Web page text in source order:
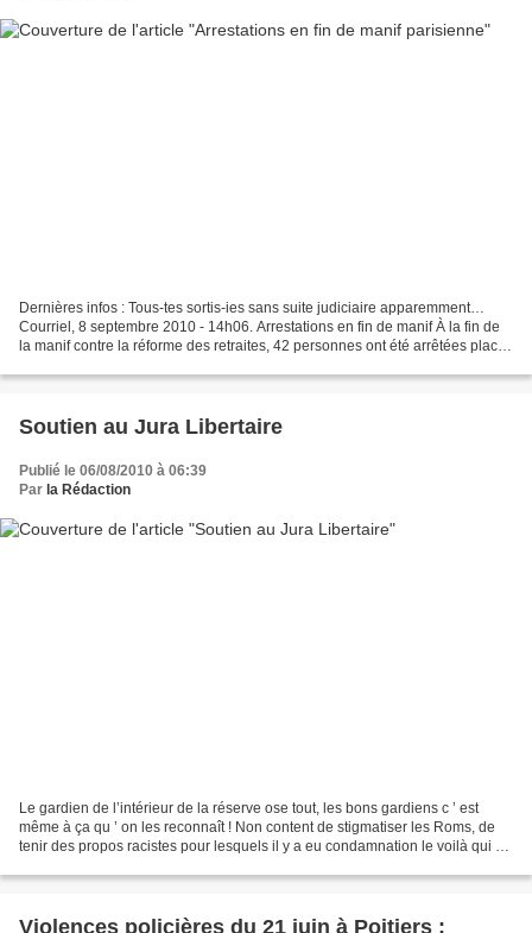
Dernières infos : Tous-tes sortis-ies sans suite judiciaire apparemment…
Courriel, 8 septembre 2010 - 14h06. Arrestations en fin de manif À la fin de
la manif contre la réforme des retraites, 42 personnes ont été arrêtées place
Soutien au Jura Libertaire
Publié le 06/08/2010 à 06:39
Par la Rédaction
Le gardien de l’intérieur de la réserve ose tout, les bons gardiens c ’ est
même à ça qu ’ on les reconnaît ! Non content de stigmatiser les Roms, de
tenir des propos racistes pour lesquels il y a eu condamnation le voilà qui s ’
Violences policières du 21 juin à Poitiers :